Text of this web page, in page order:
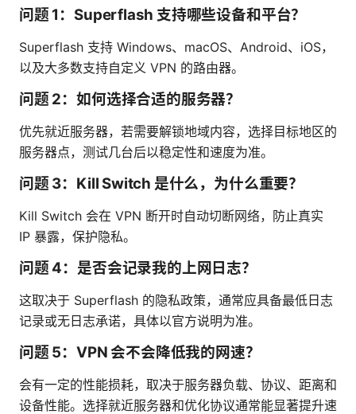
问题 1：Superflash 支持哪些设备和平台？
Superflash 支持 Windows、macOS、Android、iOS，
以及大多数支持自定义 VPN 的路由器。
问题 2：如何选择合适的服务器？
优先就近服务器，若需要解锁地域内容，选择目标地区的
服务器点，测试几台后以稳定性和速度为准。
问题 3：Kill Switch 是什么，为什么重要？
Kill Switch 会在 VPN 断开时自动切断网络，防止真实
IP 暴露，保护隐私。
问题 4：是否会记录我的上网日志？
这取决于 Superflash 的隐私政策，通常应具备最低日志
记录或无日志承诺，具体以官方说明为准。
问题 5：VPN 会不会降低我的网速？
会有一定的性能损耗，取决于服务器负载、协议、距离和
设备性能。选择就近服务器和优化协议通常能显著提升速